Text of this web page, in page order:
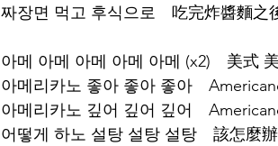
짜장면 먹고 후식으로　吃完炸醬麵之
아메 아메 아메 아메 아메 (x2)　美式
아메리카노 좋아 좋아 좋아　
아메리카노 깊어 깊어 깊어　
어떻게 하노 설탕 설탕 설탕　該怎麼